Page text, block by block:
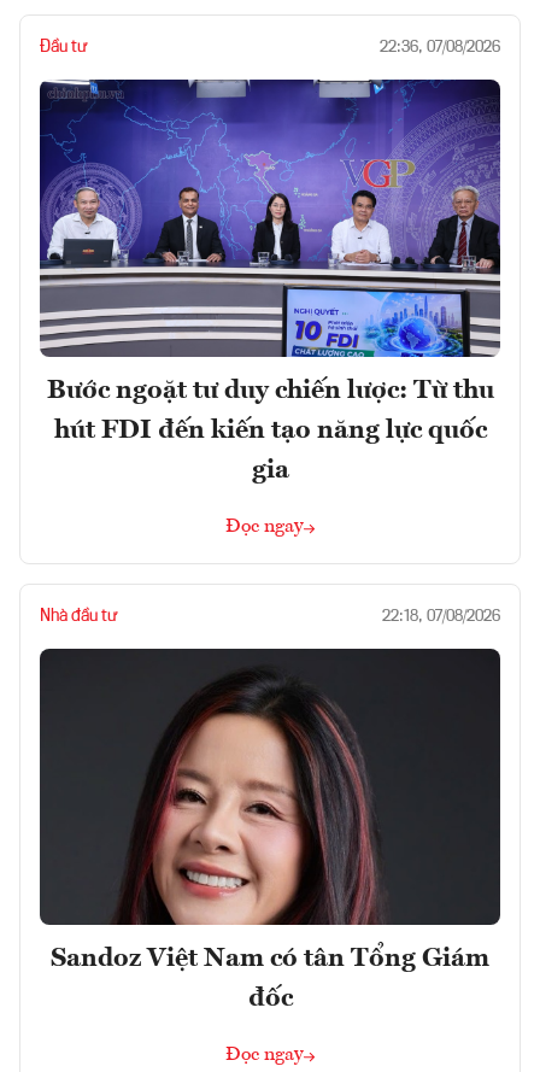
Đầu tư 22:36, 07/08/2026
Bước ngoặt tư duy chiến lược: Từ thu
hút FDI đến kiến tạo năng lực quốc
gia
Đọc ngay
Nhà đầu tư 22:18, 07/08/2026
Sandoz Việt Nam có tân Tổng Giám
đốc
Đọc ngay